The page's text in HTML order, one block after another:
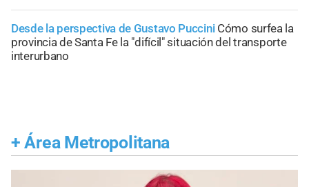
Desde la perspectiva de Gustavo Puccini Cómo surfea la
provincia de Santa Fe la "difícil" situación del transporte
interurbano
+ Área Metropolitana